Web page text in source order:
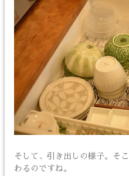
そして、引き出しの様子。そ
わるのですね。